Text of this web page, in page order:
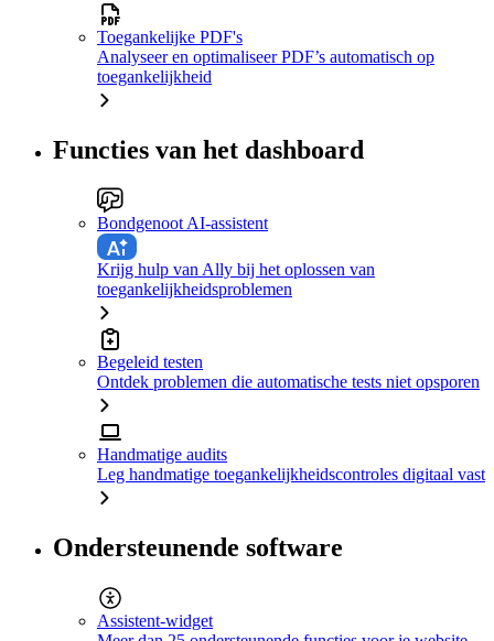
Toegankelijke PDF's
Analyseer en optimaliseer PDF’s automatisch op
toegankelijkheid
Functies van het dashboard
Bondgenoot AI-assistent
Krijg hulp van Ally bij het oplossen van
toegankelijkheidsproblemen
Begeleid testen
Ontdek problemen die automatische tests niet opsporen
Handmatige audits
Leg handmatige toegankelijkheidscontroles digitaal vast
Ondersteunende software
Assistent-widget